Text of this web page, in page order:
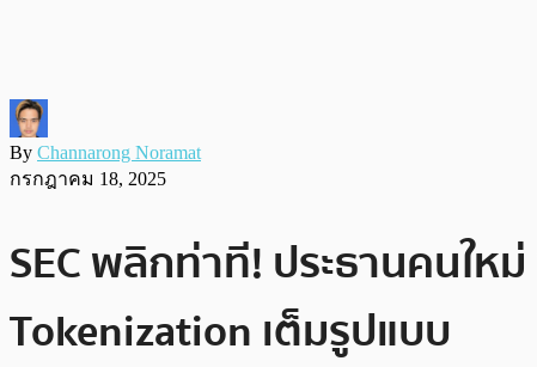
By Channarong Noramat
กรกฎาคม 18, 2025
SEC พลิกท่าที! ประธานคนให
Tokenization เต็มรูปแบบ